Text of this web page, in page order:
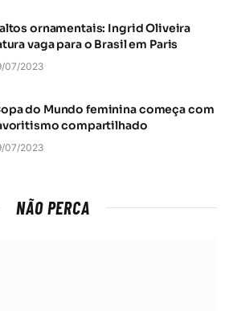
ornamentais: Ingrid Oliveira
vaga para o Brasil em Paris
07/2023
do Mundo feminina começa com
compartilhado
07/2023
NÃO PERCA